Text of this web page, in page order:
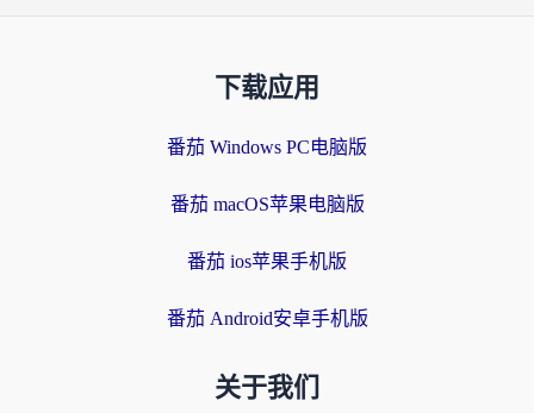
下载应用
番茄 Windows PC电脑版
番茄 macOS苹果电脑版
番茄 ios苹果手机版
番茄 Android安卓手机版
关于我们